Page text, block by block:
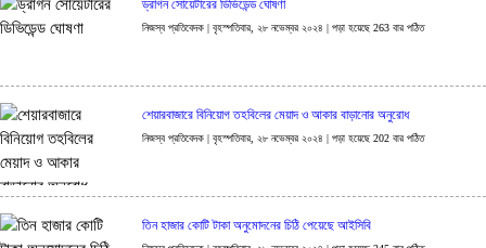
ড্রাগন সোয়েটারের ডিভিডেন্ড ঘোষণা
নিজস্ব প্রতিবেদক | বৃহস্পতিবার, ২৮ নভেম্বর ২০২৪ | পড়া হয়েছে 263 বার পঠিত
শেয়ারবাজারে বিনিয়োগ তহবিলের মেয়াদ ও আকার বাড়ানোর অনুরোধ
নিজস্ব প্রতিবেদক | বৃহস্পতিবার, ২৮ নভেম্বর ২০২৪ | পড়া হয়েছে 202 বার পঠিত
তিন হাজার কোটি টাকা অনুমোদনের চিঠি পেয়েছে আইসিবি